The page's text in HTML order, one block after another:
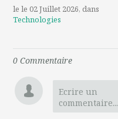
le le 02 Juillet 2026, dans
Technologies
0 Commentaire
Ecrire un
commentaire...